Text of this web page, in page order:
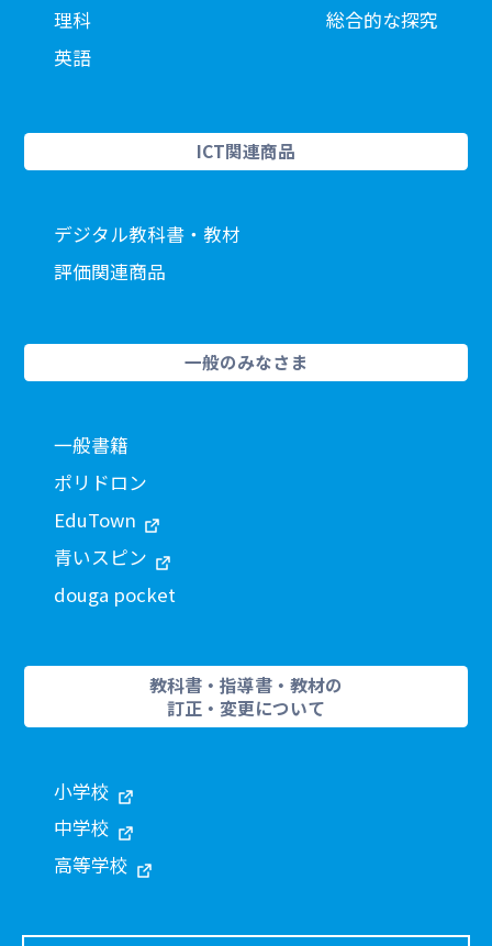
理科
英語
総合的な探究
ICT関連商品
デジタル教科書・教材
評価関連商品
一般のみなさま
一般書籍
ポリドロン
EduTown
青いスピン
douga pocket
教科書・指導書・教材の
訂正・変更について
小学校
中学校
高等学校